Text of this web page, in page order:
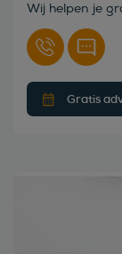
Wij helpen je
Gratis